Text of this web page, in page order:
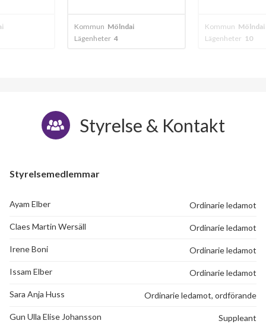
Kommun Mölndal
Lägenheter
Kommun
Lägenheter 10
Styrelse & Kontakt
Styrelsemedlemmar
Ayam Elber Ordinarie ledamot
Claes Martin Wersäll Ordinarie ledamot
Irene Boni Ordinarie ledamot
Issam Elber Ordinarie ledamot
Sara Anja Huss Ordinarie ledamot, ordförande
Gun Ulla Elise Johansson Suppleant